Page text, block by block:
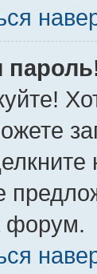
форум.